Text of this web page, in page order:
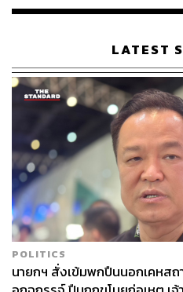
เรือนไทยที่ถูกซุกไว้
LATEST
POLITICS
นายกฯ สั่งเข้มพกปืนนอกเคหสถ